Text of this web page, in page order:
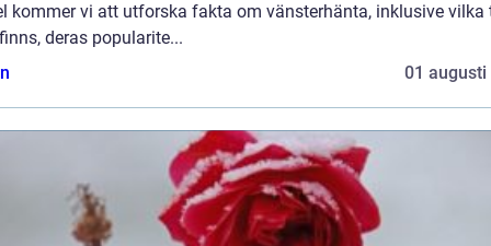
kommer vi att utforska fakta om vänsterhänta, inklusive vilka
deras popularite...
01 augusti